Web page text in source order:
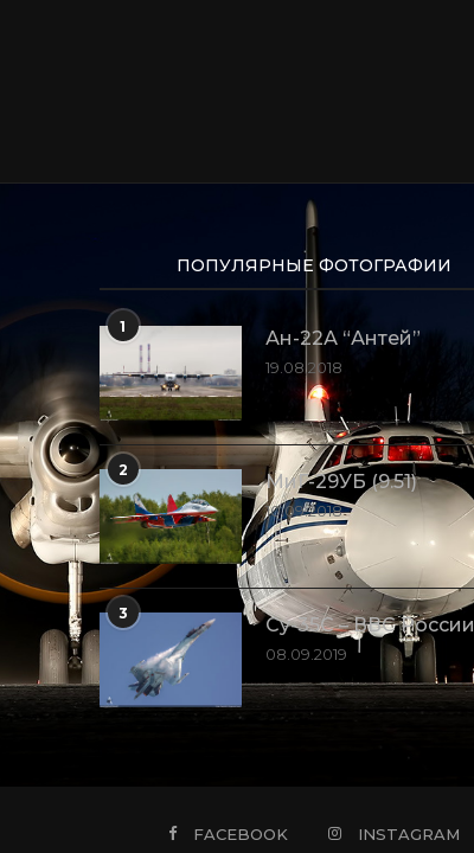
ПОПУЛЯРНЫЕ ФОТОГРАФИИ
1
Ан-22А “Антей”
19.08.2018
2
МиГ-29УБ (9.51)
10.09.2018
3
Су-35С – ВВС России
08.09.2019
FACEBOOK INSTAGRAM